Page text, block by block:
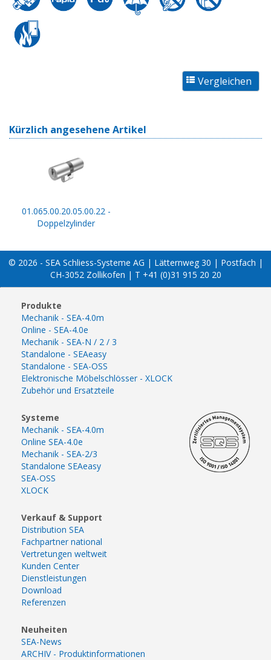
Kürzlich angesehene Artikel
01.065.00.20.05.00.22 -
Doppelzylinder
© 2026 - SEA Schliess-Systeme AG | Lätternweg 30 | Postfach |
CH-3052 Zollikofen | T +41 (0)31 915 20 20
Produkte
Mechanik - SEA-4.0m
Online - SEA-4.0e
Mechanik - SEA-N / 2 / 3
Standalone - SEAeasy
Standalone - SEA-OSS
Elektronische Möbelschlösser - XLOCK
Zubehör und Ersatzteile
Systeme
Mechanik - SEA-4.0m
Online SEA-4.0e
Mechanik - SEA-2/3
Standalone SEAeasy
SEA-OSS
XLOCK
Verkauf & Support
Distribution SEA
Fachpartner national
Vertretungen weltweit
Kunden Center
Dienstleistungen
Download
Referenzen
Neuheiten
SEA-News
ARCHIV - Produktinformationen